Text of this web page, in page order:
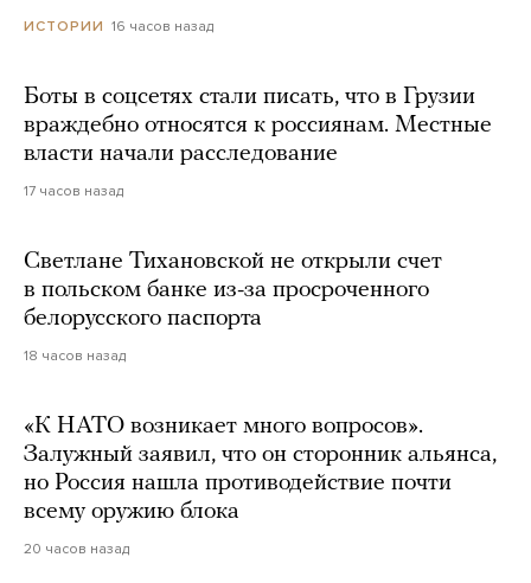
ИСТОРИИ 16 часов назад
Боты в соцсетях стали писать, что в Грузии
враждебно относятся к россиянам. Местные
власти начали расследование
17 часов назад
Светлане Тихановской не открыли счет
в польском банке из-за просроченного
белорусского паспорта
18 часов назад
«К НАТО возникает много вопросов».
Залужный заявил, что он сторонник альянса,
но Россия нашла противодействие почти
всему оружию блока
20 часов назад